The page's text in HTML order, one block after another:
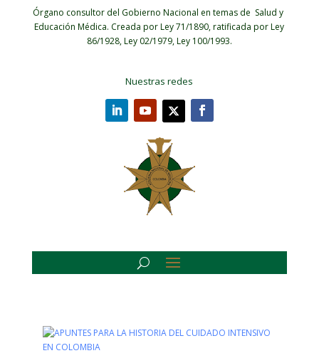
Órgano consultor del Gobierno Nacional en temas de Salud y
Educación Médica. Creada por Ley 71/1890, ratificada por Ley
86/1928, Ley 02/1979, Ley 100/1993.
Nuestras redes